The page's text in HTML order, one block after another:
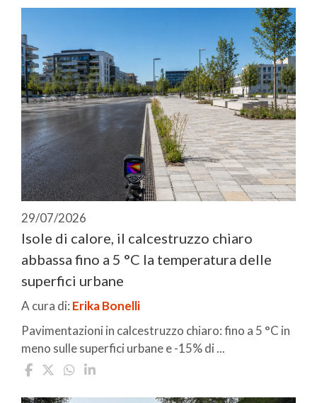
29/07/2026
Isole di calore, il calcestruzzo chiaro
abbassa fino a 5 °C la temperatura delle
superfici urbane
A cura di: Erika Bonelli
Pavimentazioni in calcestruzzo chiaro: fino a 5 °C in
meno sulle superfici urbane e -15% di ...